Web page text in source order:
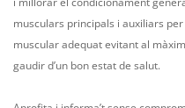
musculars principals i auxiliars
muscular adequat evitant al
gaudir d’un bon estat de salut.